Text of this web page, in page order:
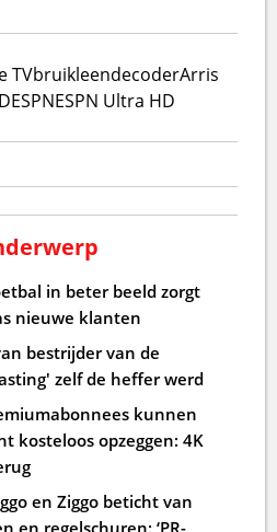
TVbruikleendecoderArris
ESPNESPN Ultra HD
in beter beeld zorgt
nieuwe klanten
bestrijder van de
zelf de heffer werd
kunnen
kosteloos opzeggen: 4K
en Ziggo beticht van
en regelschuren: ‘PR-